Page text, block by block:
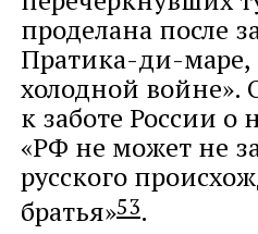
проделана после
Пратика-ди-маре,
холодной войне».
к заботе России
«РФ не может не
русского
братья»53.